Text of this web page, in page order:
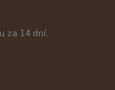
za 14 dní.